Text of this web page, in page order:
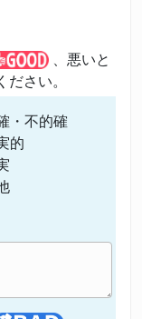
、悪いと
ださい。
・不的確
的